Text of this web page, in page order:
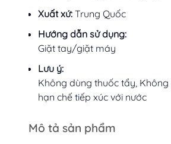
Xuất xứ: Trung Quốc
Hướng dẫn sử dụng:
Giặt tay/giặt máy
Lưu ý:
Không dùng thuốc tẩy,
hạn chế tiếp xúc với nước
Mô tả sản phẩm